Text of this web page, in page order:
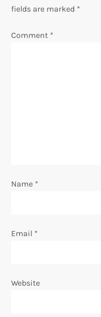
v
i
n
fields are marked *
Comment *
Name *
Email *
Website